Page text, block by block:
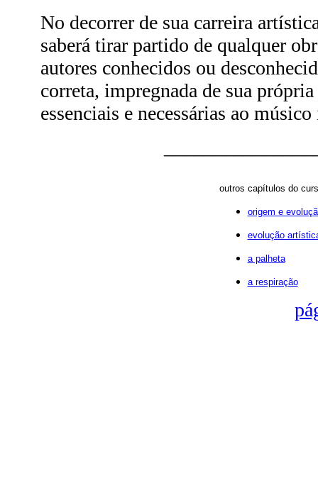
No decorrer de sua carreira
saberá tirar partido de qualquer
autores conhecidos ou
correta, impregnada de sua
essenciais e necessárias ao
outros capítulos do
origem e
evolução
a palheta
a respiração